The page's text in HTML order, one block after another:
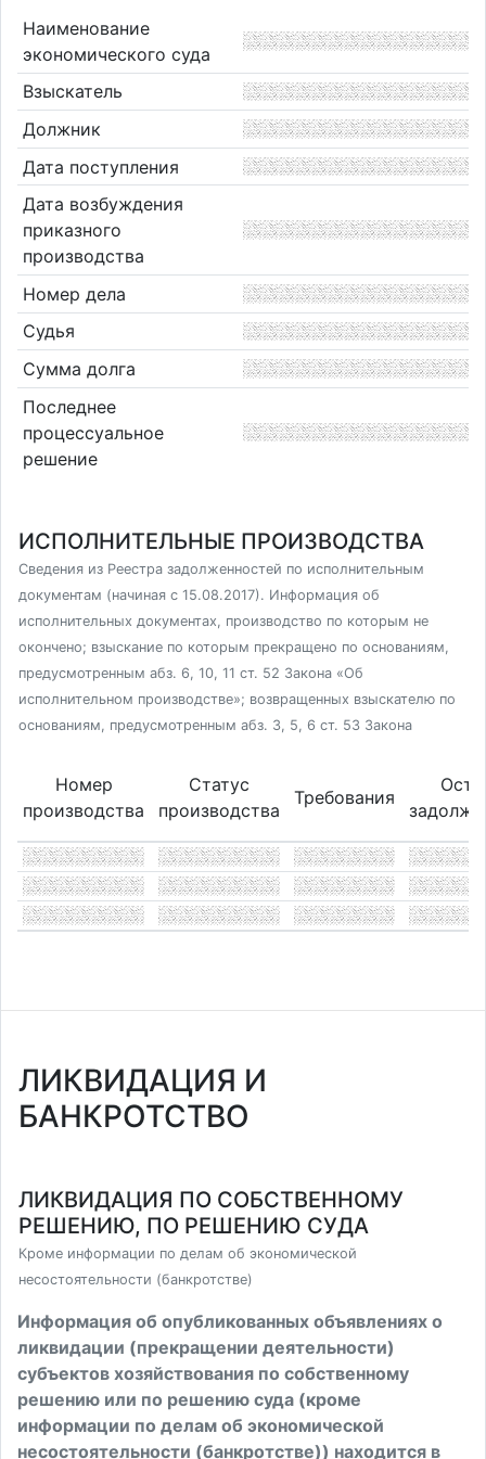
Наименование
экономического суда
Взыскатель
Должник
Дата поступления
Дата возбуждения
приказного
производства
Номер дела
Судья
Сумма долга
Последнее
процессуальное
решение
ИСПОЛНИТЕЛЬНЫЕ ПРОИЗВОДСТВА
Сведения из Реестра задолженностей по исполнительным
документам (начиная с 15.08.2017). Информация об
исполнительных документах, производство по которым не
окончено; взыскание по которым прекращено по основаниям,
предусмотренным абз. 6, 10, 11 ст. 52 Закона «Об
исполнительном производстве»; возвращенных взыскателю по
основаниям, предусмотренным абз. 3, 5, 6 ст. 53 Закона
Номер
производства
Статус
производства
Требования
ЛИКВИДАЦИЯ И
БАНКРОТСТВО
ЛИКВИДАЦИЯ ПО СОБСТВЕННОМУ
РЕШЕНИЮ, ПО РЕШЕНИЮ СУДА
Кроме информации по делам об экономической
несостоятельности (банкротстве)
Информация об опубликованных объявлениях о
ликвидации (прекращении деятельности)
субъектов хозяйствования по собственному
решению или по решению суда (кроме
информации по делам об экономической
несостоятельности (банкротстве)) находится в